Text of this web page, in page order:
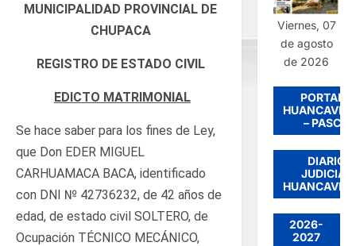
MUNICIPALIDAD PROVINCIAL DE
CHUPACA
REGISTRO DE ESTADO CIVIL
EDICTO MATRIMONIAL
Se hace saber para los fines de Ley,
que Don EDER MIGUEL
CARHUAMACA BACA, identificado
con DNI № 42736232, de 42 años de
edad, de estado civil SOLTERO, de
Ocupación TÉCNICO MECÁNICO,
Viernes, 07
de agosto
de 2026
PORTADA
– PASCO
DIARIO
JUDICIAL
2026-
2027